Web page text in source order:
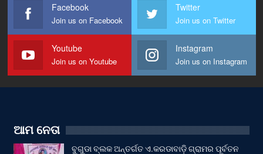
Facebook
Join us on Facebook
Twitter
Join us on Twitter
Youtube
Join us on Youtube
Instagram
Join us on Instagram
ଆମ ନେତା
ବୁଗୁଡା ବ୍ଲକ ଅନ୍ତର୍ଗତ ଏ.କରଡାବାଡ଼ି ଗ୍ରାମର ପୂର୍ବତନ